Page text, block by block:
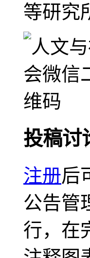
等研究
投稿讨
注册后
公告管
行，在